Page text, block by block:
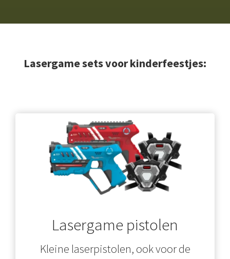
Lasergame sets voor kinderfeestjes:
Lasergame pistolen
Kleine laserpistolen, ook voor de